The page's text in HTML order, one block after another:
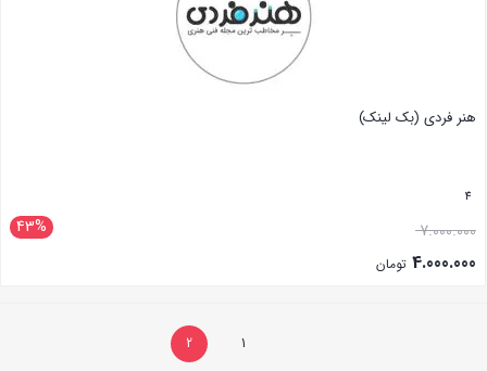
هنر فردی (بک لینک)
4
43% 7.000.000
4.000.000 تومان
1
2